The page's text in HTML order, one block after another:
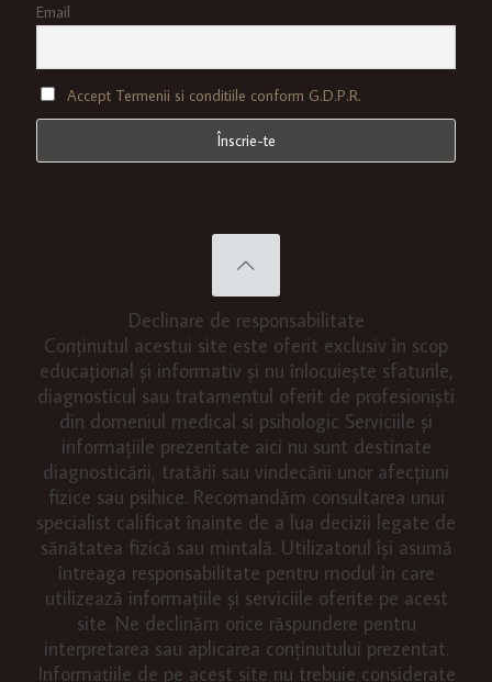
Email
Accept Termenii si conditiile conform G.D.P.R.
Declinare de responsabilitate
Conținutul acestui site este oferit exclusiv în scop
educațional și informativ și nu înlocuiește sfaturile,
diagnosticul sau tratamentul oferit de profesioniști
din domeniul medical si psihologic Serviciile și
informațiile prezentate aici nu sunt destinate
diagnosticării, tratării sau vindecării unor afecțiuni
fizice sau psihice. Recomandăm consultarea unui
specialist calificat înainte de a lua decizii legate de
sănătatea fizică sau mintală. Utilizatorul își asumă
întreaga responsabilitate pentru modul în care
utilizează informațiile și serviciile oferite pe acest
site. Ne declinăm orice răspundere pentru
interpretarea sau aplicarea conținutului prezentat.
Informațiile de pe acest site nu trebuie considerate